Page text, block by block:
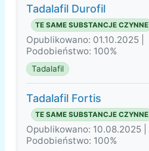
Tadalafil Durofil
TE SAME SUBSTANCJE CZYNNE
Opublikowano: 01.10.2025 |
Podobieństwo: 100%
Tadalafil
Tadalafil Fortis
TE SAME SUBSTANCJE CZYNNE
Opublikowano: 10.08.2025 |
Podobieństwo: 100%